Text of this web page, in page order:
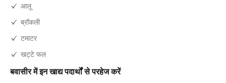
आलू
ब्रॉकली
टमाटर
खट्टे फल
बवासीर में इन खाद्य पदार्थों से परहेज करें